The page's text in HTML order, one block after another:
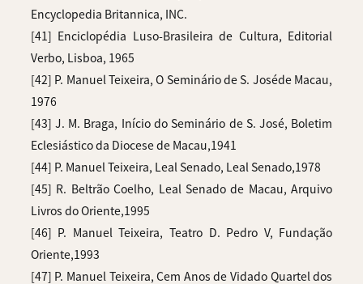
Encyclopedia Britannica, INC.
[41] Enciclopédia Luso-Brasileira de Cultura, Editorial
Verbo, Lisboa, 1965
[42] P. Manuel Teixeira, O Seminário de S. Joséde Macau,
1976
[43] J. M. Braga, Início do Seminário de S. José, Boletim
Eclesiástico da Diocese de Macau,1941
[44] P. Manuel Teixeira, Leal Senado, Leal Senado,1978
[45] R. Beltrão Coelho, Leal Senado de Macau, Arquivo
Livros do Oriente,1995
[46] P. Manuel Teixeira, Teatro D. Pedro V, Fundação
Oriente,1993
[47] P. Manuel Teixeira, Cem Anos de Vidado Quartel dos